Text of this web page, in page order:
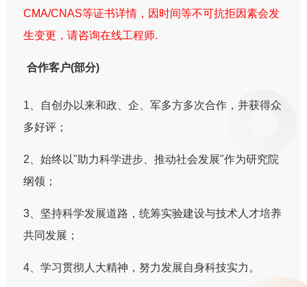
CMA/CNAS等证书详情，因时间等不可抗拒因素会发
生变更，请咨询在线工程师.
合作客户(部分)
1、自创办以来和政、企、军多方多次合作，并获得众
多好评；
2、始终以"助力科学进步、推动社会发展"作为研究院
纲领；
3、坚持科学发展道路，统筹实验建设与技术人才培养
共同发展；
4、学习贯彻人大精神，努力发展自身科技实力。